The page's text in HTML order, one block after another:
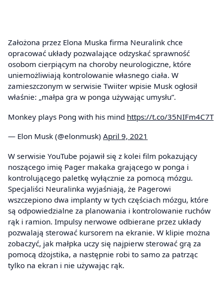
Założona przez Elona Muska firma Neuralink chce
opracować układy pozwalające odzyskać sprawność
osobom cierpiącym na choroby neurologiczne, które
uniemożliwiają kontrolowanie własnego ciała. W
zamieszczonym w serwisie Twiiter wpisie Musk ogłosił
właśnie: „małpa gra w ponga używając umysłu”.
Monkey plays Pong with his mind https://t.co/35NIFm4C7T
— Elon Musk (@elonmusk) April 9, 2021
W serwisie YouTube pojawił się z kolei film pokazujący
noszącego imię Pager makaka grającego w ponga i
kontrolującego paletkę wyłącznie za pomocą mózgu.
Specjaliści Neuralinka wyjaśniają, że Pagerowi
wszczepiono dwa implanty w tych częściach mózgu, które
są odpowiedzialne za planowania i kontrolowanie ruchów
rąk i ramion. Impulsy nerwowe odbierane przez układy
pozwalają sterować kursorem na ekranie. W klipie można
zobaczyć, jak małpka uczy się najpierw sterować grą za
pomocą dżojstika, a następnie robi to samo za patrząc
tylko na ekran i nie używając rąk.